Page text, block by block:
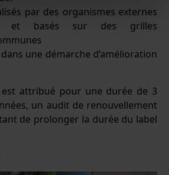
par des organismes externes
et basés sur des grilles
dans une démarche d’amélioration
est attribué pour une durée de 3
un audit de renouvellement
de prolonger la durée du label